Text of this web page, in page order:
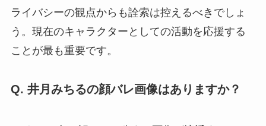
ライバシーの観点からも詮索は控えるべきでしょ
う。現在のキャラクターとしての活動を応援する
ことが最も重要です。
Q. 井月みちるの顔バレ画像はありますか？